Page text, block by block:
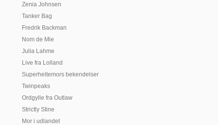
Zenia Johnsen
Tanker Bag
Fredrik Backman
Nom de Mie
Julia Lahme
Live fra Lolland
Superheltemors bekendelser
Twinpeaks
Ordgylle fra Outlaw
Strictly Stine
Mor i udlandet